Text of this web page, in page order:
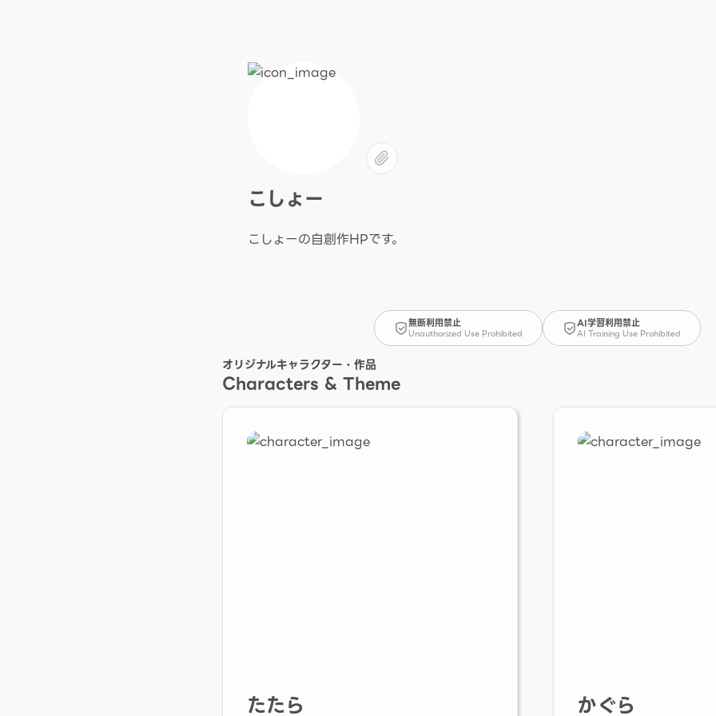
こしょー
こしょーの自創作HPです。
無断利用禁止
Unauthorized Use Prohibited
AI学習利用禁止
AI Training Use Prohibited
オリジナルキャラクター・作品
Characters & Theme
たたら かぐら